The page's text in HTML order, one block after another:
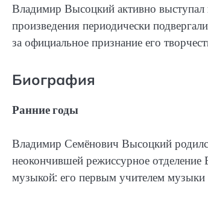
Владимир Высоцкий активно выступал
произведения периодически
за официальное признание его
Биография
Ранние годы
Владимир Семёнович Высоцкий
неокончившей режиссурное
музыкой: его первым учителем